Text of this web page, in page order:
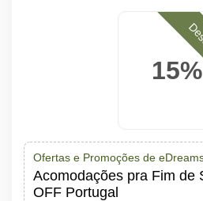
15%
Ofertas e Promoções de
Acomodações pra Fim de
OFF Portugal